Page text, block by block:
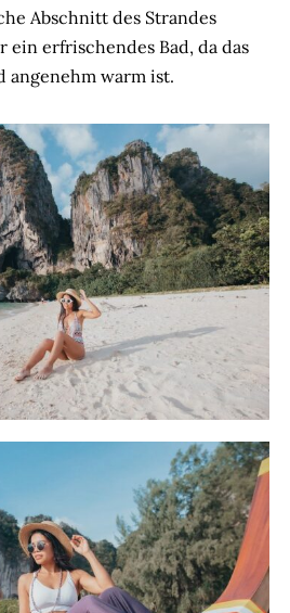
Abschnitt des Strandes
erfrischendes Bad, da das
angenehm warm ist.